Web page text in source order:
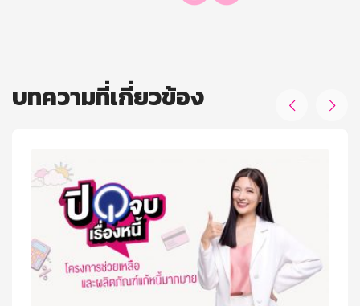
บทความที่เกี่ยวข้อง  